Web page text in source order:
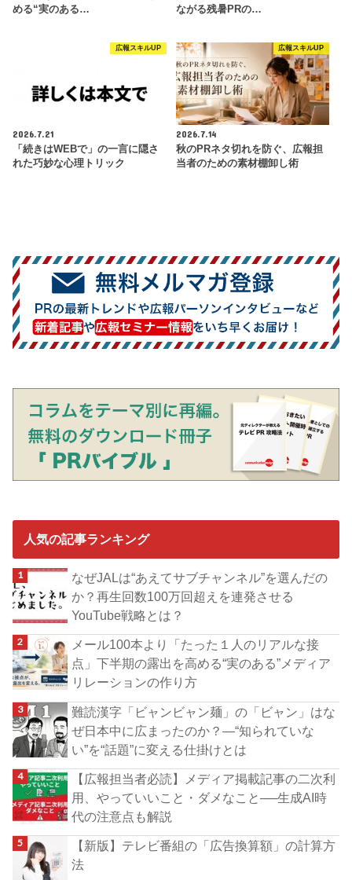
める“実のある…
ながる残暑PRの…
広報スキルUP
2026.7.21
「続きはWEBで」の一言に隠さ
れた巧妙な心理トリック
広報スキルUP
2026.7.14
秋のPRネタ切れを防ぐ、広報担
当者のための素材棚卸し術
人気の記事ランキング
なぜJALは“あえてサブチャンネル”を選んだの
か？再生回数100万回超えを連発させる
YouTube戦略とは？
メール100本より「たった１人のリアルな接
点」下半期の露出を高める“実のある”メディア
リレーションの作り方
難読漢字「ビャンビャン麺」の「ビャン」はな
ぜ日本中に広まったのか？―“知られていな
い”を“話題”に変える仕掛けとは
【広報担当者必読】メディア掲載記事の二次利
用、やっていいこと・ダメなこと──生成AI時
代の注意点も解説
【新版】テレビ番組の「広告換算額」の計算方
法